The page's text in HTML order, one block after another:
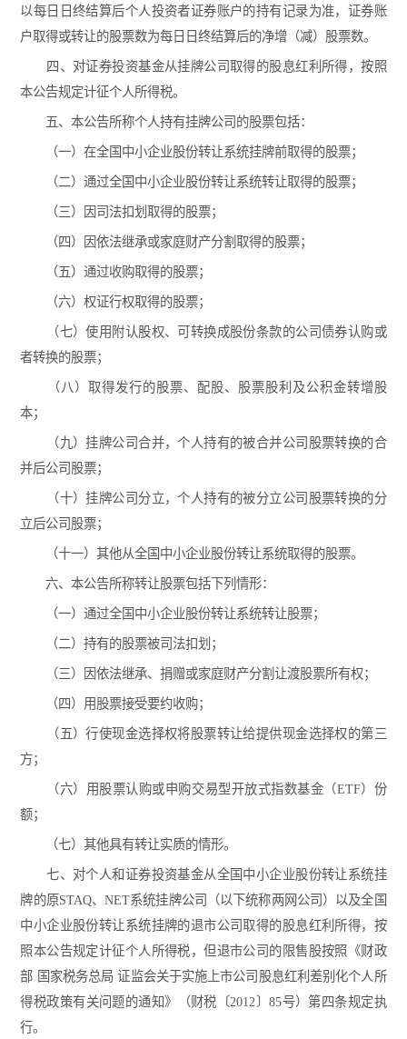
以每日日终结算后个人投资者证券账户的持有记录为准，证券账
户取得或转让的股票数为每日日终结算后的净增（减）股票数。
四、对证券投资基金从挂牌公司取得的股息红利所得，按照
本公告规定计征个人所得税。
五、本公告所称个人持有挂牌公司的股票包括：
（一）在全国中小企业股份转让系统挂牌前取得的股票；
（二）通过全国中小企业股份转让系统转让取得的股票；
（三）因司法扣划取得的股票；
（四）因依法继承或家庭财产分割取得的股票；
（五）通过收购取得的股票；
（六）权证行权取得的股票；
（七）使用附认股权、可转换成股份条款的公司债券认购或
者转换的股票；
（八）取得发行的股票、配股、股票股利及公积金转增股
本；
（九）挂牌公司合并，个人持有的被合并公司股票转换的合
并后公司股票；
（十）挂牌公司分立，个人持有的被分立公司股票转换的分
立后公司股票；
（十一）其他从全国中小企业股份转让系统取得的股票。
六、本公告所称转让股票包括下列情形：
（一）通过全国中小企业股份转让系统转让股票；
（二）持有的股票被司法扣划；
（三）因依法继承、捐赠或家庭财产分割让渡股票所有权；
（四）用股票接受要约收购；
（五）行使现金选择权将股票转让给提供现金选择权的第三
方；
（六）用股票认购或申购交易型开放式指数基金（ETF）份
额；
（七）其他具有转让实质的情形。
七、对个人和证券投资基金从全国中小企业股份转让系统挂
牌的原STAQ、NET系统挂牌公司（以下统称两网公司）以及全国
中小企业股份转让系统挂牌的退市公司取得的股息红利所得，按
照本公告规定计征个人所得税，但退市公司的限售股按照《财政
部 国家税务总局 证监会关于实施上市公司股息红利差别化个人所
得税政策有关问题的通知》（财税〔2012〕85号）第四条规定执
行。